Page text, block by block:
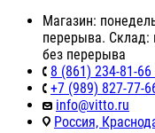
Магазин:
перерыва. Склад:
без перерыва
8 (861) 234-81-
+7 (989) 827-77-
info@vitto.ru
Россия,